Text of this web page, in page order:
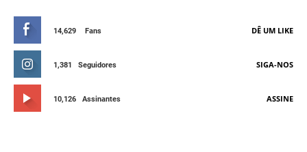
14,629 Fans DÊ UM LIKE
1,381 Seguidores SIGA-NOS
10,126 Assinantes ASSINE